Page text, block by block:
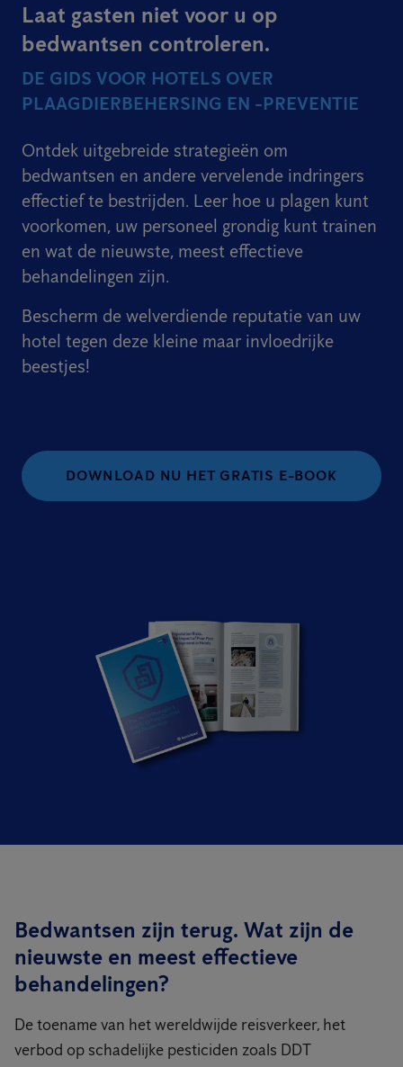
Laat gasten niet voor u op
bedwantsen controleren.
DE GIDS VOOR HOTELS OVER
PLAAGDIERBEHERSING EN -PREVENTIE
Ontdek uitgebreide strategieën om
bedwantsen en andere vervelende indringers
effectief te bestrijden. Leer hoe u plagen kunt
voorkomen, uw personeel grondig kunt trainen
en wat de nieuwste, meest effectieve
behandelingen zijn.
Bescherm de welverdiende reputatie van uw
hotel tegen deze kleine maar invloedrijke
beestjes!
DOWNLOAD NU HET GRATIS E-BOOK
Bedwantsen zijn terug. Wat zijn de
nieuwste en meest effectieve
behandelingen?
De toename van het wereldwijde reisverkeer, het
verbod op schadelijke pesticiden zoals DDT